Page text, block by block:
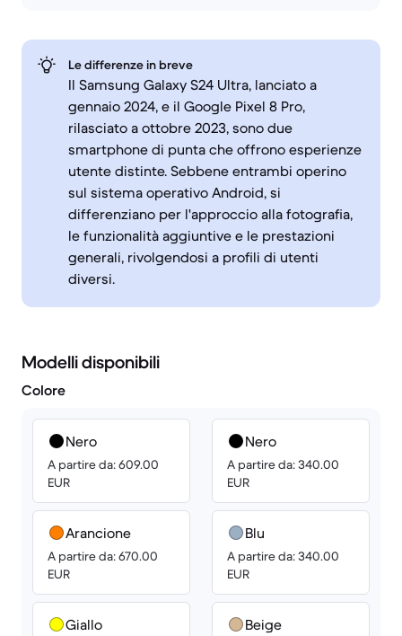
Le differenze in breve
Il Samsung Galaxy S24 Ultra, lanciato a
gennaio 2024, e il Google Pixel 8 Pro,
rilasciato a ottobre 2023, sono due
smartphone di punta che offrono esperienze
utente distinte. Sebbene entrambi operino
sul sistema operativo Android, si
differenziano per l'approccio alla fotografia,
le funzionalità aggiuntive e le prestazioni
generali, rivolgendosi a profili di utenti
diversi.
Modelli disponibili
Colore
Nero
A partire da: 609.00
EUR
Arancione
A partire da: 670.00
EUR
Giallo
Nero
A partire da: 340.00
EUR
Blu
A partire da: 340.00
EUR
Beige